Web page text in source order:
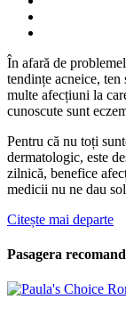
În afară de
tendințe acneice,
multe afecțiuni la
cunoscute sunt
Pentru că nu toți
dermatologic, este
zilnică, benefice
medicii nu ne dau
Citește mai departe
Pasagera